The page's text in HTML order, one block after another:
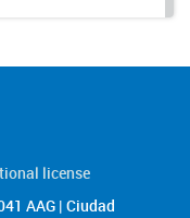
license
AAG | Ciudad